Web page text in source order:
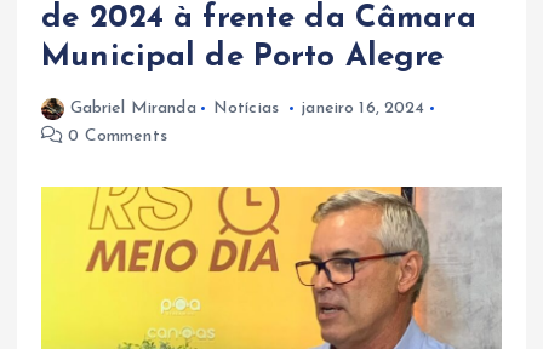
de 2024 à frente da Câmara
Municipal de Porto Alegre
Gabriel Miranda Notícias
janeiro 16, 2024
0 Comments